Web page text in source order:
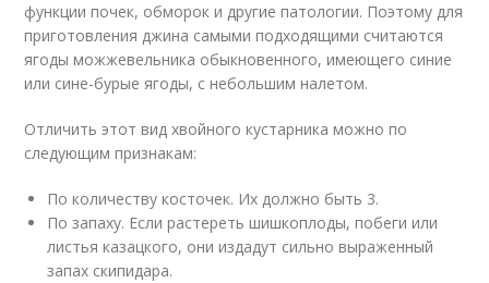
функции почек, обморок и другие патологии. Поэтому для
приготовления джина самыми подходящими считаются
ягоды можжевельника обыкновенного, имеющего синие
или сине-бурые ягоды, с небольшим налетом.
Отличить этот вид хвойного кустарника можно по
следующим признакам:
По количеству косточек. Их должно быть 3.
По запаху. Если растереть шишкоплоды, побеги или
листья казацкого, они издадут сильно выраженный
запах скипидара.